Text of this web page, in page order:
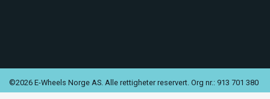
©2026 E-Wheels Norge AS. Alle rettigheter reservert. Org nr.: 913 701 380